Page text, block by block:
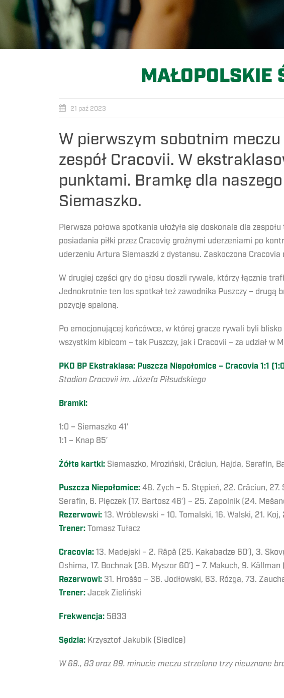
MAŁOPOLSKIE
21 paź 2023
W pierwszym sobotnim
zespół Cracovii. W
punktami. Bramkę dla
Siemaszko.
Pierwsza połowa spotkania ułożyła się doskonale dla
posiadania piłki przez Cracovię groźnymi uderzeniami po
uderzeniu Artura Siemaszki z dystansu. Zaskoczona
W drugiej części gry do głosu doszli rywale, którzy łącznie
Jednokrotnie ten los spotkał też zawodnika Puszczy – drugą
pozycję spaloną.
Po emocjonującej końcówce, w której gracze rywali byli
wszystkim kibicom – tak Puszczy, jak i Cracovii – za udział w
PKO BP Ekstraklasa: Puszcza Niepołomice – Cracovia 1:1
Stadion Cracovii im. Józefa Piłsudskiego
Bramki:
1:0 – Siemaszko 41′
1:1 – Knap 85′
Żółte kartki: Siemaszko, Mroziński, Crăciun, Hajda, Serafin,
Puszcza Niepołomice: 48. Zych – 5. Stępień, 22. Crăciun, 27.
Serafin, 6. Pięczek (17. Bartosz 46′) – 25. Zapolnik (24.
Rezerwowi: 13. Wróblewski – 10. Tomalski, 16. Walski, 21.
Trener: Tomasz Tułacz
Cracovia: 13. Madejski – 2. Râpă (25. Kakabadze 60′), 3.
Oshima, 17. Bochnak (38. Myszor 60′) – 7. Makuch, 9. Källman
Rezerwowi: 31. Hroššo – 36. Jodłowski, 63. Rózga, 73.
Trener: Jacek Zieliński
Frekwencja: 5833
Sędzia: Krzysztof Jakubik (Siedlce)
W 69., 83 oraz 89. minucie meczu strzelono trzy nieuznane